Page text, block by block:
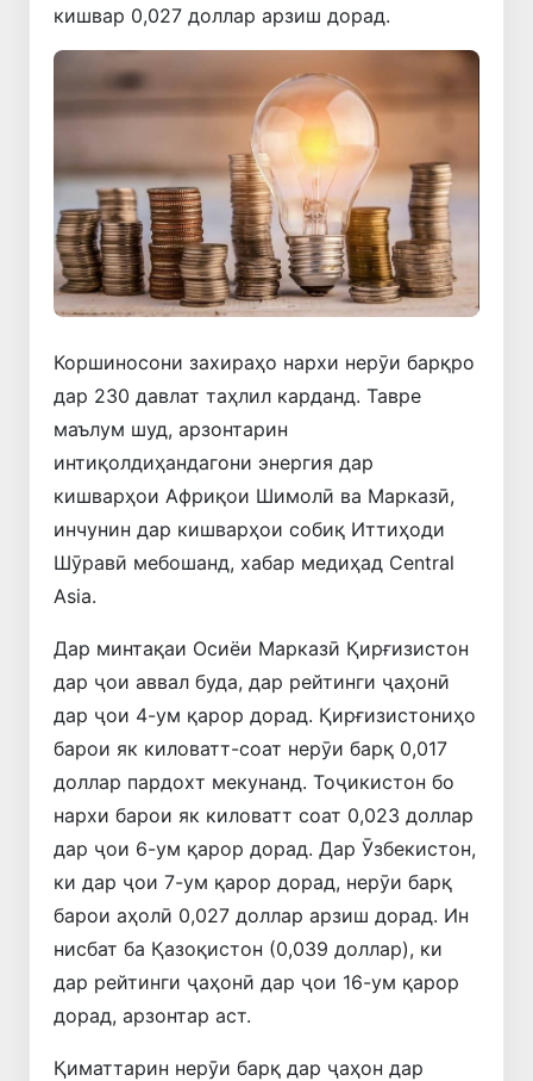
кишвар 0,027 доллар арзиш дорад.
Коршиносони захираҳо нархи нерӯи барқро
дар 230 давлат таҳлил карданд. Тавре
маълум шуд, арзонтарин
интиқолдиҳандагони энергия дар
кишварҳои Африқои Шимолӣ ва Марказӣ,
инчунин дар кишварҳои собиқ Иттиҳоди
Шӯравӣ мебошанд, хабар медиҳад Central
Asia.
Дар минтақаи Осиёи Марказӣ Қирғизистон
дар ҷои аввал буда, дар рейтинги ҷаҳонӣ
дар ҷои 4-ум қарор дорад. Қирғизистониҳо
барои як киловатт-соат нерӯи барқ ​​0,017
доллар пардохт мекунанд. Тоҷикистон бо
нархи барои як киловатт соат 0,023 доллар
дар ҷои 6-ум қарор дорад. Дар Ӯзбекистон,
ки дар ҷои 7-ум қарор дорад, нерӯи барқ ​​
барои аҳолӣ 0,027 доллар арзиш дорад. Ин
нисбат ба Қазоқистон (0,039 доллар), ки
дар рейтинги ҷаҳонӣ дар ҷои 16-ум қарор
дорад, арзонтар аст.
Қиматтарин нерӯи барқ ​​дар ҷаҳон дар